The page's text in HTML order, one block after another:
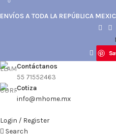
ENVÍOS A TODA LA REPÚBLICA
Contáctanos
55 71552463
Cotiza
info@mhome.mx
Login / Register
Search
0
0
0